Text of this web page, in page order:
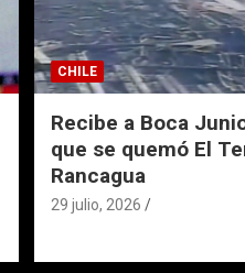
CHILE
Recibe a Boca
que se quemó El
Rancagua
29 julio, 2026